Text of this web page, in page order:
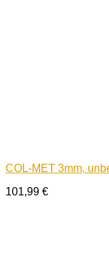
COL-MET 3mm,
101,99 €